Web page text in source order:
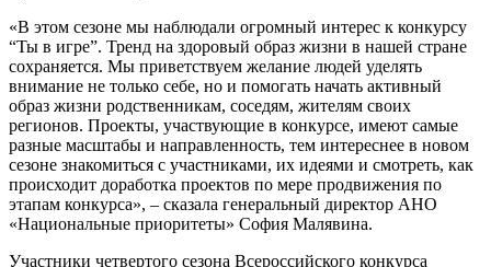
«В этом сезоне мы наблюдали огромный интерес к конкурсу
“Ты в игре”. Тренд на здоровый образ жизни в нашей стране
сохраняется. Мы приветствуем желание людей уделять
внимание не только себе, но и помогать начать активный
образ жизни родственникам, соседям, жителям своих
регионов. Проекты, участвующие в конкурсе, имеют самые
разные масштабы и направленность, тем интереснее в новом
сезоне знакомиться с участниками, их идеями и смотреть, как
происходит доработка проектов по мере продвижения по
этапам конкурса», – сказала генеральный директор АНО
«Национальные приоритеты» София Малявина.
Участники четвертого сезона Всероссийского конкурса